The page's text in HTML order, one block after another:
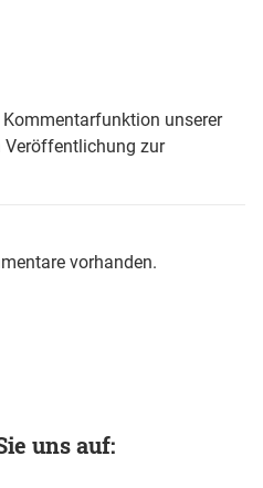
unserer
Veröffentlichung zur
vorhanden.
uns auf: